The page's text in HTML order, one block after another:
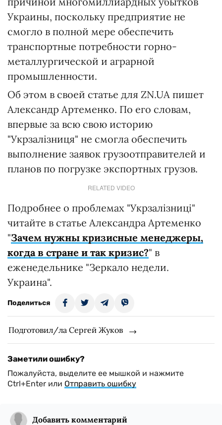
Украины, поскольку предприятие не
смогло в полной мере обеспечить
транспортные потребности горно-
металлургической и аграрной
промышленности.
Об этом в своей статье для ZN.UA пишет
Александр Артеменко. По его словам,
впервые за всю свою историю
"Укрзалізниця" не смогла обеспечить
выполнение заявок грузоотправителей и
планов по погрузке экспортных грузов.
RELATED VIDEO
Подробнее о проблемах "Укрзалізниці"
читайте в статье Александра Артеменко
"Зачем нужны кризисные менеджеры,
когда в стране и так кризис?" в
еженедельнике "Зеркало недели.
Украина".
Поделиться
Подготовил/ла Сергей Жуков
Заметили ошибку?
Пожалуйста, выделите ее мышкой и нажмите
Ctrl+Enter или Отправить ошибку
Добавить комментарий